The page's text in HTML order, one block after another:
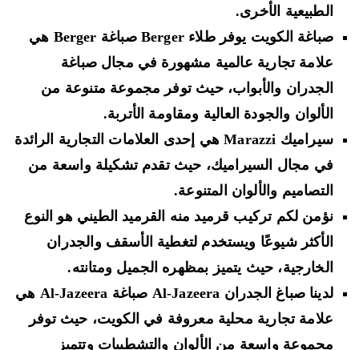
الطبيعية الأخرى.
صباغة الكويت يوفر طلاء Berger صباغة Berger هي
علامة تجارية عالمية مشهورة في مجال صباغة
الجدران والأبواب، حيث توفر مجموعة متنوعة من
الألوان والجودة العالية ومقاومة الأتربة.
سيراميك Marazzi هي إحدى العلامات التجارية الرائدة
في مجال السيراميك، حيث تقدم تشكيلة واسعة من
التصاميم والألوان المتنوعة.
نؤمن لكم تركيب قرميد منه القرميد الطيني هو النوع
الأكثر شيوعًا ويستخدم لتغطية الأسقف والجدران
الخارجية، حيث يتميز بمظهره الجميل ومتانته.
لدينا صباغ الجدران Al-Jazeera صباغة Al-Jazeera هي
علامة تجارية محلية معروفة في الكويت، حيث توفر
مجموعة واسعة من الألوان والتشطيبات وتتميز